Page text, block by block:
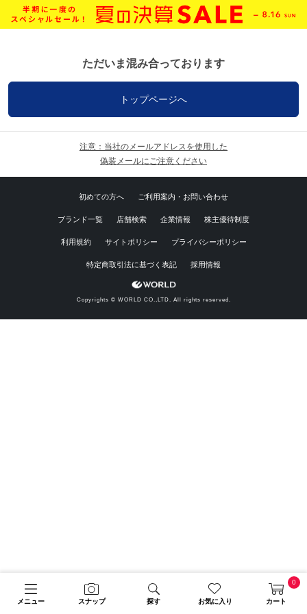
メニュー スナップ 探す お気に入り カート
0
ただいま混み合っております
トップページへ
注意：当社のメールアドレスを使用した
偽装メールにご注意ください
初めての方へ ご利用案内・お問い合わせ
ブランド一覧 店舗検索 企業情報 株主優待制度
利用規約 サイトポリシー プライバシーポリシー
特定商取引法に基づく表記 採用情報
Copyrights © WORLD CO.,LTD. All rights reserved.